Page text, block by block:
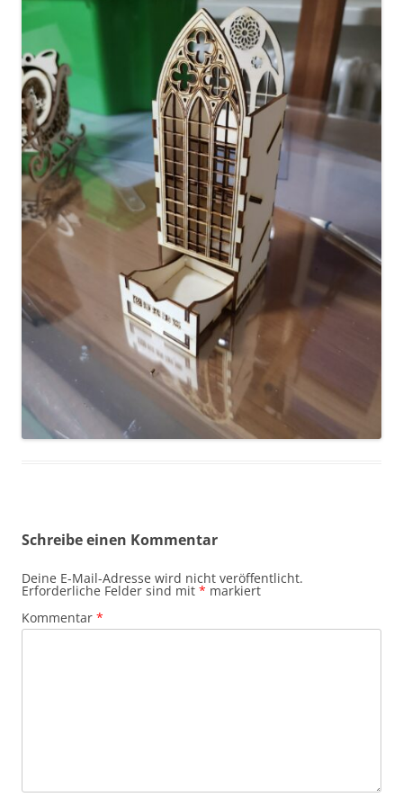
Schreibe einen Kommentar
Deine E-Mail-Adresse wird nicht veröffentlicht.
Erforderliche Felder sind mit * markiert
Kommentar *